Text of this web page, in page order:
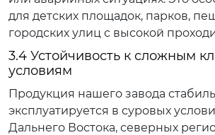
для детских площадок, парков,
городских улиц с высокой
3.4 Устойчивость к сложным
условиям
Продукция нашего завода
эксплуатируется в суровых
Дальнего Востока, северных